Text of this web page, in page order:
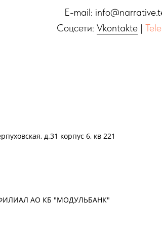
E-mail: info@n
Соцсети: Vkontakte |
д.31 корпус 6, кв 221
ФИЛИАЛ АО КБ "МОДУЛЬБАНК"